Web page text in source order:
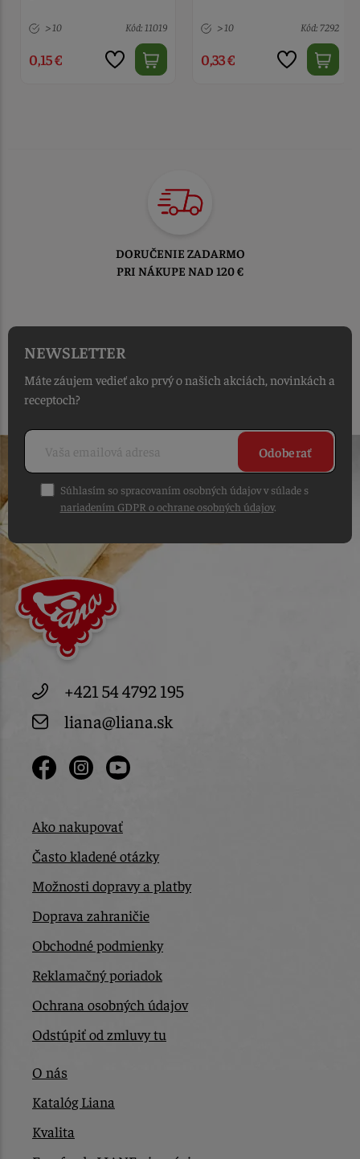
> 10 Kód: 11019
0,15 €
> 10 Kód: 7292
0,33 €
DORUČENIE ZADARMO
PRI NÁKUPE NAD 120 €
NEWSLETTER
Máte záujem vedieť ako prvý o našich akciách, novinkách a
receptoch?
Odoberať
Súhlasím so spracovaním osobných údajov v súlade s
nariadením GDPR o ochrane osobných údajov.
+421 54 4792 195
liana@liana.sk
Ako nakupovať
Často kladené otázky
Možnosti dopravy a platby
Doprava zahraničie
Obchodné podmienky
Reklamačný poriadok
Ochrana osobných údajov
Odstúpiť od zmluvy tu
O nás
Katalóg Liana
Kvalita